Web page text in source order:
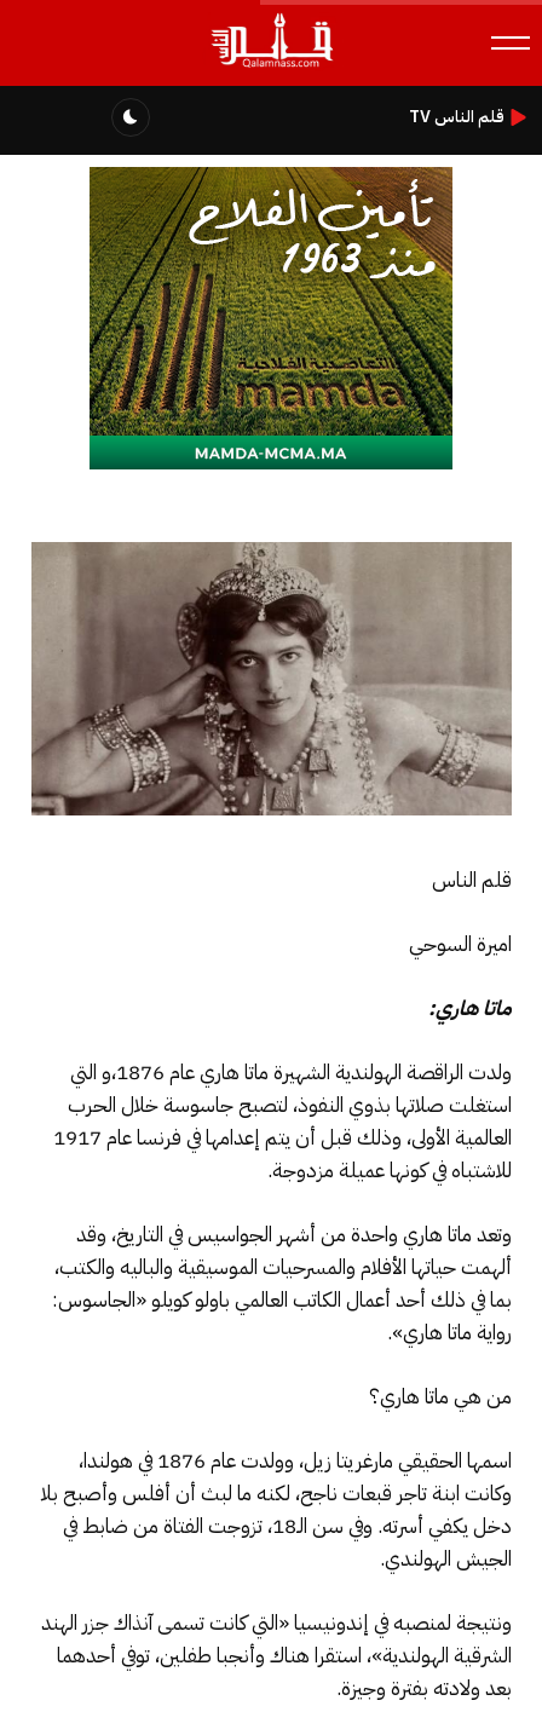
قلم الناس TV
قلم الناس
اميرة السوحي
ماتا هاري:
ولدت الراقصة الهولندية الشهيرة ماتا هاري عام 1876،و التي
استغلت صلاتها بذوي النفوذ، لتصبح جاسوسة خلال الحرب
العالمية الأولى، وذلك قبل أن يتم إعدامها في فرنسا عام 1917
للاشتباه في كونها عميلة مزدوجة.
وتعد ماتا هاري واحدة من أشهر الجواسيس في التاريخ، وقد
ألهمت حياتها الأفلام والمسرحيات الموسيقية والباليه والكتب،
بما في ذلك أحد أعمال الكاتب العالمي باولو كويلو «الجاسوس:
رواية ماتا هاري».
من هي ماتا هاري؟
اسمها الحقيقي مارغريتا زيل، وولدت عام 1876 في هولندا،
وكانت ابنة تاجر قبعات ناجح، لكنه ما لبث أن أفلس وأصبح بلا
دخل يكفي أسرته. وفي سن الـ18، تزوجت الفتاة من ضابط في
الجيش الهولندي.
ونتيجة لمنصبه في إندونيسيا «التي كانت تسمى آنذاك جزر الهند
الشرقية الهولندية»، استقرا هناك وأنجبا طفلين، توفي أحدهما
بعد ولادته بفترة وجيزة.